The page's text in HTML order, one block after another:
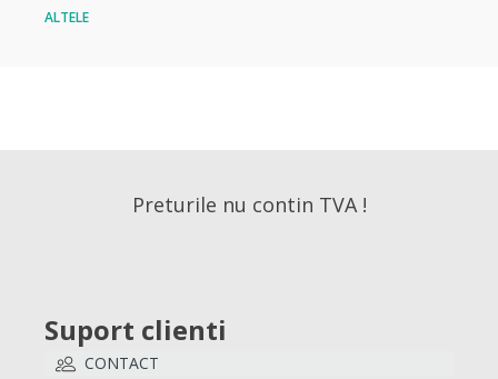
ALTELE
Preturile nu contin TVA !
Suport clienti
CONTACT